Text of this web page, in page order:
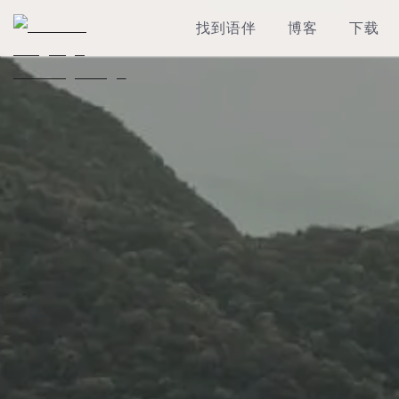
找到语伴 博客 下载